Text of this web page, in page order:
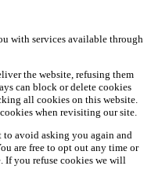
with services available through
the website, refusing them
can block or delete cookies
all cookies on this website.
when revisiting our site.
avoid asking you again and
are free to opt out any time or
If you refuse cookies we will